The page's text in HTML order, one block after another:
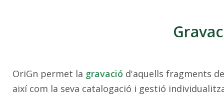
OriGn permet la gravació d'aquells fragments
així com la seva catalogació i gestió